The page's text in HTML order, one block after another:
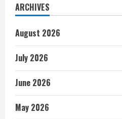
ARCHIVES
August 2026
July 2026
June 2026
May 2026